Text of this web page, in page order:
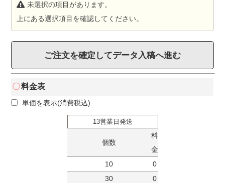
未選択の項目があります。
上にある選択項目を確認してください。
ご注文を確定してデータ入稿へ進む
料金表
単価を表示(消費税込)
13営業日発送
個数
料
金
10
0
30
0